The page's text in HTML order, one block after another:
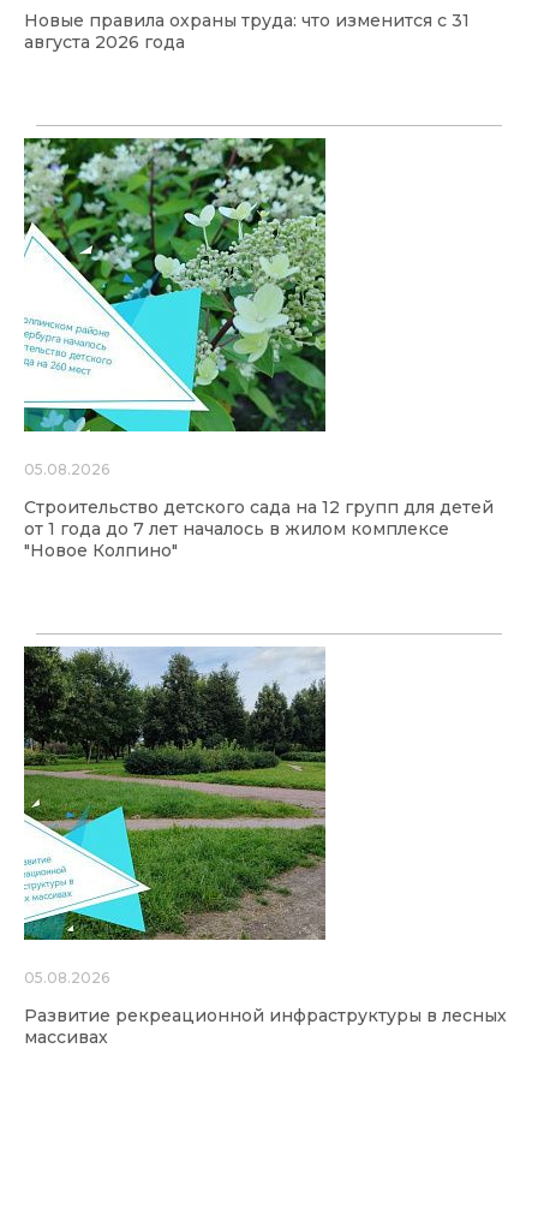
Новые правила охраны труда: что изменится с 31
августа 2026 года
05.08.2026
Строительство детского сада на 12 групп для детей
от 1 года до 7 лет началось в жилом комплексе
"Новое Колпино"
05.08.2026
Развитие рекреационной инфраструктуры в лесных
массивах